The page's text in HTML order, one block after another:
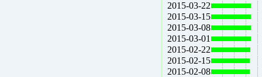
2015-03-22
2015-03-15
2015-03-08
2015-03-01
2015-02-22
2015-02-15
2015-02-08